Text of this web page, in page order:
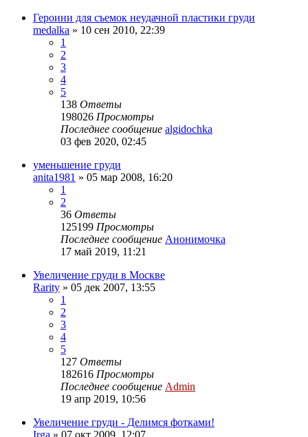
Героини для съемок неудачной пластики груди
medalka » 10 сен 2010, 22:39
1
2
3
4
5
138 Ответы
198026 Просмотры
Последнее сообщение algidochka
03 фев 2020, 02:45
уменьшение груди
anita1981 » 05 мар 2008, 16:20
1
2
36 Ответы
125199 Просмотры
Последнее сообщение Анонимочка
17 май 2019, 11:21
Увеличение груди в Москве
Rarity » 05 дек 2007, 13:55
1
2
3
4
5
127 Ответы
182616 Просмотры
Последнее сообщение Admin
19 апр 2019, 10:56
Увеличение груди - Делимся фотками!